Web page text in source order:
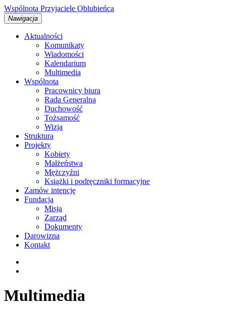
Wspólnota Przyjaciele Oblubieńca
Nawigacja
Aktualności
Komunikaty
Wiadomości
Kalendarium
Multimedia
Wspólnota
Pracownicy biura
Rada Generalna
Duchowość
Tożsamość
Wizja
Struktura
Projekty
Kobiety
Małżeństwa
Mężczyźni
Książki i podręczniki formacyjne
Zamów intencję
Fundacja
Misja
Zarząd
Dokumenty
Darowizna
Kontakt
Multimedia